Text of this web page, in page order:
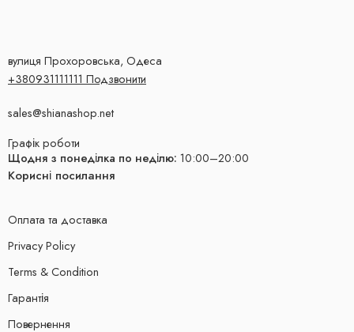
вулиця Прохоровська, Одеса
+380931111111 Подзвонити
sales@shianashop.net
Графік роботи
Щодня з понеділка по неділю: 10:00–20:00
Корисні посилання
Оплата та доставка
Privacy Policy
Terms & Condition
Гарантія
Повернення